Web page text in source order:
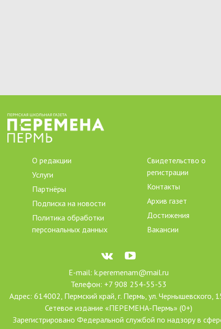
О редакции
Услуги
Партнёры
Подписка на новости
Политика обработки
персональных данных
Свидетельство о
регистрации
Контакты
Архив газет
Достижения
Вакансии
E-mail: k.peremenam@mail.ru
Телефон: +7 908 254-55-53
Адрес: 614002, Пермский край, г. Пермь, ул. Чернышевского,
Сетевое издание «ПЕРЕМЕНА-Пермь» (0+)
Зарегистрировано Федеральной службой по надзору в